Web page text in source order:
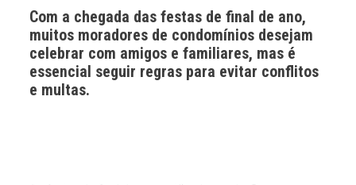
:Com a chegada das festas de final de ano,
muitos moradores de condomínios desejam
celebrar com amigos e familiares, mas é
essencial seguir regras para evitar conflitos
e multas.